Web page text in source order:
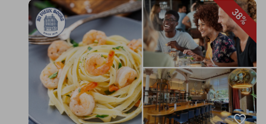
38%
favorite_border